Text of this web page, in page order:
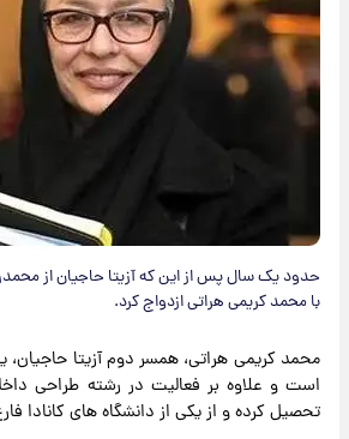
حدود یک سال پس از این که آزیتا حاجیان از
با محمد کریمی هراتی ازدواج کرد.
محمد کریمی هراتی، همسر دوم آزیتا
است و علاوه بر فعالیت در رشته طراحی
تحصیل کرده و از یکی از دانشگاه های کانادا